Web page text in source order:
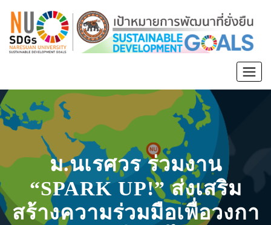
ม.นเรศวร ร่วมงาน
“SPARK UP!” ส่งเสริม
สร้างความร่วมมือเพื่อวงกา